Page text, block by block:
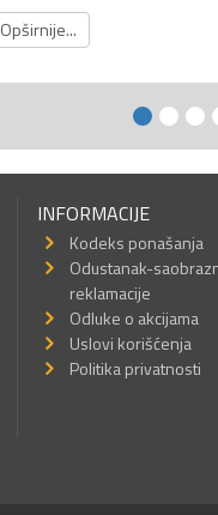
Opširnije...
INFORMACIJE
Kodeks ponašanja
Odustanak-
reklamacije
Odluke o akcijama
Uslovi korišćenja
Politika privatnosti